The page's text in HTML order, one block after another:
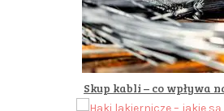
Skup kabli – co wpływa